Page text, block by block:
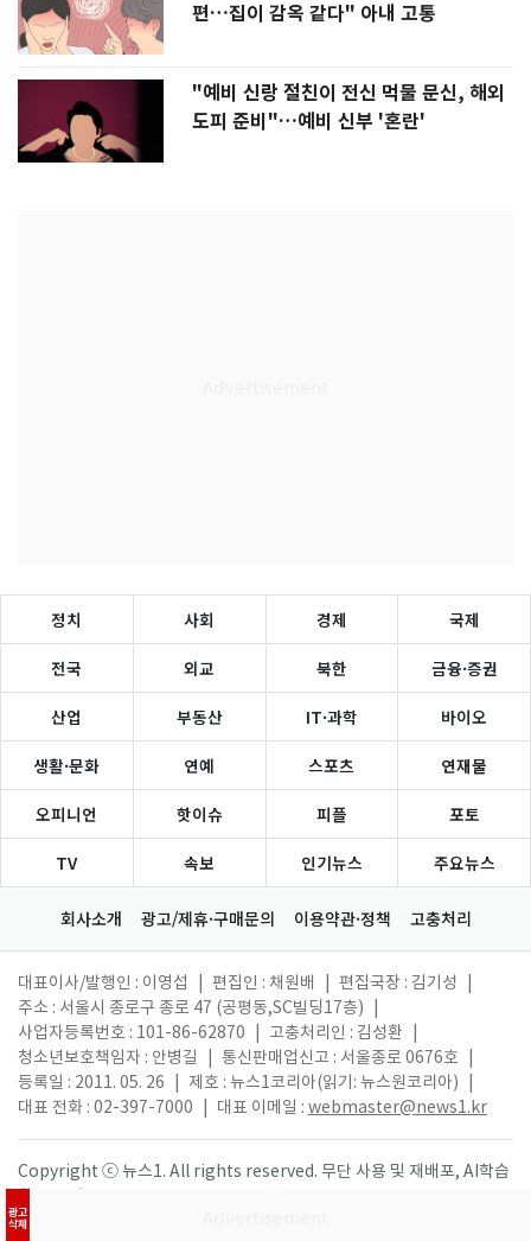
편…집이 감옥 같다" 아내 고통
"예비 신랑 절친이 전신 먹물 문신, 해외
도피 준비"…예비 신부 '혼란'
광고
삭제
정치 사회 경제 국제
전국 외교 북한 금융·증권
산업 부동산 IT·과학 바이오
생활·문화 연예 스포츠 연재물
오피니언 핫이슈 피플 포토
TV 속보 인기뉴스 주요뉴스
회사소개 광고/제휴·구매문의 이용약관·정책 고충처리
대표이사/발행인 : 이영섭 편집인 : 채원배 편집국장 : 김기성
주소 : 서울시 종로구 종로 47 (공평동,SC빌딩17층)
사업자등록번호 : 101-86-62870
고충처리인 : 김성환
청소년보호책임자 : 안병길
통신판매업신고 : 서울종로 0676호
등록일 : 2011. 05. 26
제호 : 뉴스1코리아(읽기: 뉴스원코리아)
대표 전화 : 02-397-7000
대표 이메일 : webmaster@news1.kr
Copyright ⓒ 뉴스1. All rights reserved. 무단 사용 및 재배포, AI학습
활용 금지.